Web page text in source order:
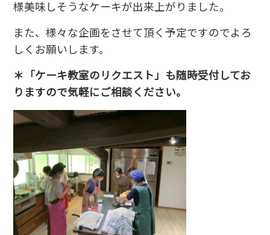
様美味しそうなケーキが出来上がりました。
また、様々な企画をさせて頂く予定ですのでよろ
しくお願いします。
＊「ケーキ教室のリクエスト」も随時受付してお
りますので気軽にご相談ください。